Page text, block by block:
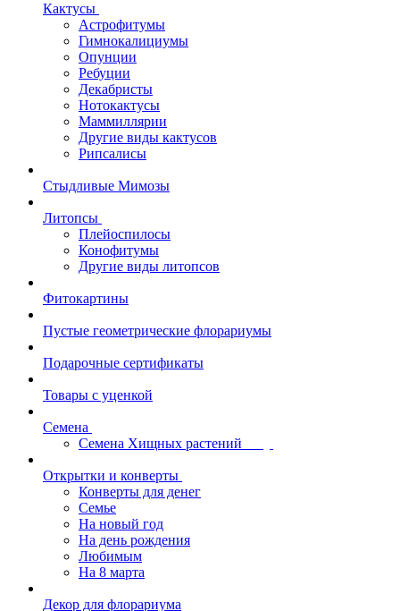
Кактусы
Астрофитумы
Гимнокалициумы
Опунции
Ребуции
Декабристы
Нотокактусы
Маммиллярии
Другие виды кактусов
Рипсалисы
Стыдливые Мимозы
Литопсы
Плейоспилосы
Конофитумы
Другие виды литопсов
Фитокартины
Пустые геометрические флорариумы
Подарочные сертификаты
Товары с уценкой
Семена
Семена Хищных растений
Открытки и конверты
Конверты для денег
Семье
На новый год
На день рождения
Любимым
На 8 марта
Декор для флорариума